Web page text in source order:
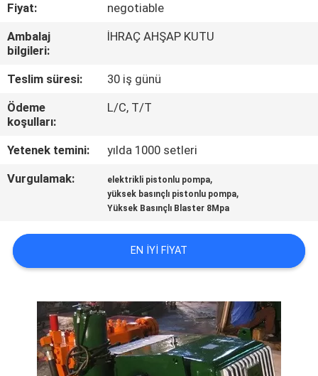
BIZIMLE
ILETIŞIME
GEÇIN
BIR
HARITASI
PRIVACY
POLICY
Fiyat:
negotiable
Ambalaj
bilgileri:
İHRAÇ AHŞAP KUTU
Teslim süresi:
30 iş günü
Ödeme
koşulları:
L/C, T/T
Yetenek temini:
yılda 1000 setleri
Vurgulamak:
elektrikli pistonlu pompa,
yüksek basınçlı pistonlu pompa,
Yüksek Basınçlı Blaster 8Mpa
EN IYI FIYAT